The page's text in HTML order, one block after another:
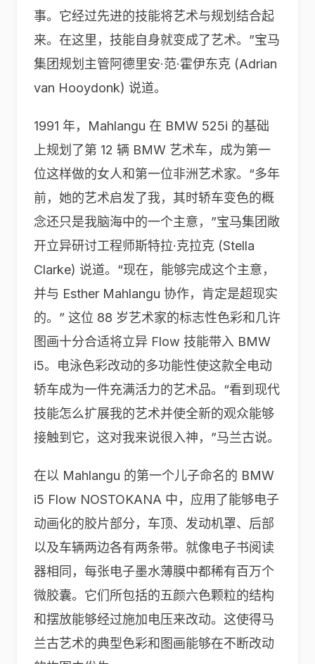
事。它经过先进的技能将艺术与规划结合起
来。在这里，技能自身就变成了艺术。”宝马
集团规划主管阿德里安·范·霍伊东克 (Adrian
van Hooydonk) 说道。
1991 年，Mahlangu 在 BMW 525i 的基础
上规划了第 12 辆 BMW 艺术车，成为第一
位这样做的女人和第一位非洲艺术家。“多年
前，她的艺术启发了我，其时轿车变色的概
念还只是我脑海中的一个主意，”宝马集团敞
开立异研讨工程师斯特拉·克拉克 (Stella
Clarke) 说道。“现在，能够完成这个主意，
并与 Esther Mahlangu 协作，肯定是超现实
的。” 这位 88 岁艺术家的标志性色彩和几许
图画十分合适将立异 Flow 技能带入 BMW
i5。电泳色彩改动的多功能性使这款全电动
轿车成为一件充满活力的艺术品。“看到现代
技能怎么扩展我的艺术并使全新的观众能够
接触到它，这对我来说很入神，”马兰古说。
在以 Mahlangu 的第一个儿子命名的 BMW
i5 Flow NOSTOKANA 中，应用了能够电子
动画化的胶片部分，车顶、发动机罩、后部
以及车辆两边各有两条带。就像电子书阅读
器相同，每张电子墨水薄膜中都稀有百万个
微胶囊。它们所包括的五颜六色颗粒的结构
和摆放能够经过施加电压来改动。这使得马
兰古艺术的典型色彩和图画能够在不断改动